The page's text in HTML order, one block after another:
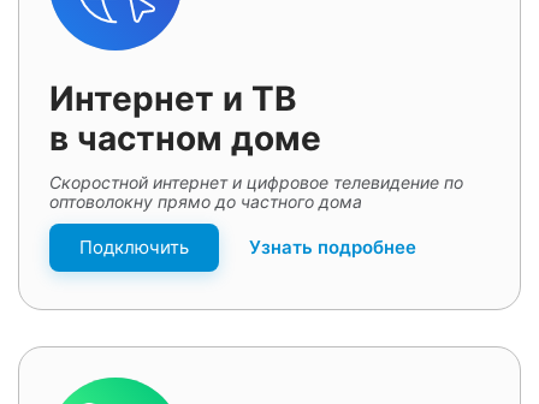
Интернет и ТВ
в частном доме
Скоростной интернет и цифровое телевидение по
оптоволокну прямо до частного дома
Подключить Узнать подробнее